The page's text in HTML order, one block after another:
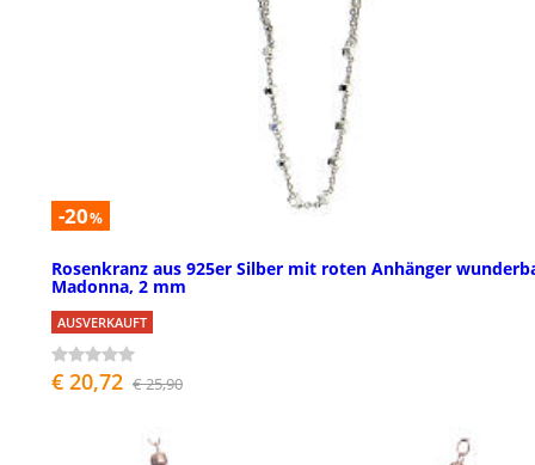
-20%
Rosenkranz aus 925er Silber mit roten Anhänger
Madonna, 2 mm
AUSVERKAUFT
€ 20,72 € 25,90